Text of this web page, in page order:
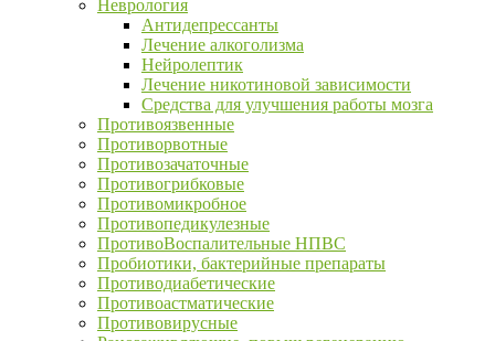
Неврология
Антидепрессанты
Лечение алкоголизма
Нейролептик
Лечение никотиновой зависимости
Средства для улучшения работы мозга
Противоязвенные
Противорвотные
Противозачаточные
Противогрибковые
Противомикробное
Противопедикулезные
ПротивоВоспалительные НПВС
Пробиотики, бактерийные препараты
Противодиабетические
Противоастматические
Противовирусные